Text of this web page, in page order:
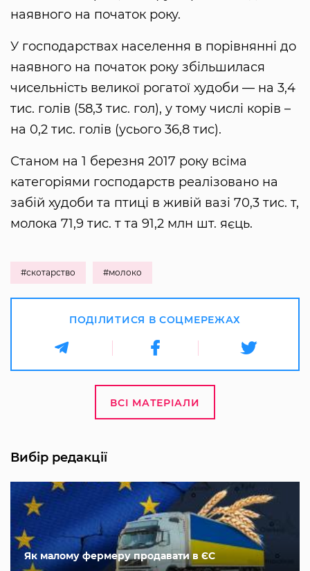
наявного на початок року.
У господарствах населення в порівнянні до
наявного на початок року збільшилася
чисельність великої рогатої худоби — на 3,4
тис. голів (58,3 тис. гол), у тому числі корів –
на 0,2 тис. голів (усього 36,8 тис).
Станом на 1 березня 2017 року всіма
категоріями господарств реалізовано на
забій худоби та птиці в живій вазі 70,3 тис. т,
молока 71,9 тис. т та 91,2 млн шт. яєць.
#скотарство #молоко
ПОДІЛИТИСЯ В СОЦМЕРЕЖАХ
ВСІ МАТЕРІАЛИ
Вибір редакції
Як малому фермеру продавати в ЄС